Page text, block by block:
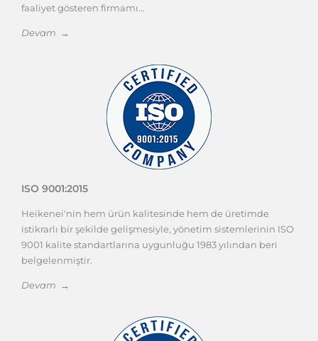
faaliyet gösteren firmamı...
Devam →
ISO 9001:2015
Heikenei'nin hem ürün kalitesinde hem de üretimde
istikrarlı bir şekilde gelişmesiyle, yönetim sistemlerinin ISO
9001 kalite standartlarına uygunluğu 1983 yılından beri
belgelenmiştir.
Devam →